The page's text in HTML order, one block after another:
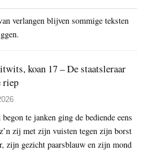
verlangen blijven sommige teksten
koan 17 – De staatsleraar
riep
te janken ging de bediende eens
zij met zijn vuisten tegen zijn borst
zijn gezicht paarsblauw en zijn mond